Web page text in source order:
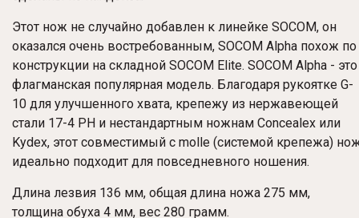
Этот нож не случайно добавлен к линейке SOCOM, он
оказался очень востребованным, SOCOM Alpha похож по
конструкции на складной SOCOM Elite. SOCOM Alpha - это
флагманская популярная модель. Благодаря рукоятке G-
10 для улучшенного хвата, крепежу из нержавеющей
стали 17-4 PH и нестандартным ножнам Concealex или
Kydex, этот совместимый с molle (системой крепежа)
идеально подходит для повседневного ношения.
Длина лезвия 136 мм, общая длина ножа 275 мм,
толщина обуха 4 мм, вес 280 грамм.